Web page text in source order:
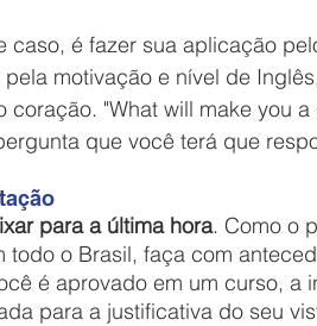
motivação e nível de
"What will make you
que você terá que
para a última hora. Como o
todo o Brasil, faça com
é aprovado em um curso, a
para a justificativa do seu